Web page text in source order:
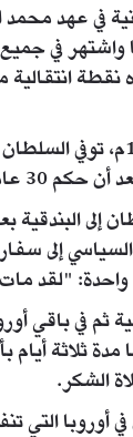
في عهد
في جميع
نقطة
وفي 3 مايو/أيار 1481م،
إلى
"لقد مات
ثم في باقي
ثلاثة أيام
الشكر.
أوروبا التي